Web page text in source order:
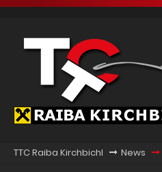
TTC Raiba Kirchbichl News